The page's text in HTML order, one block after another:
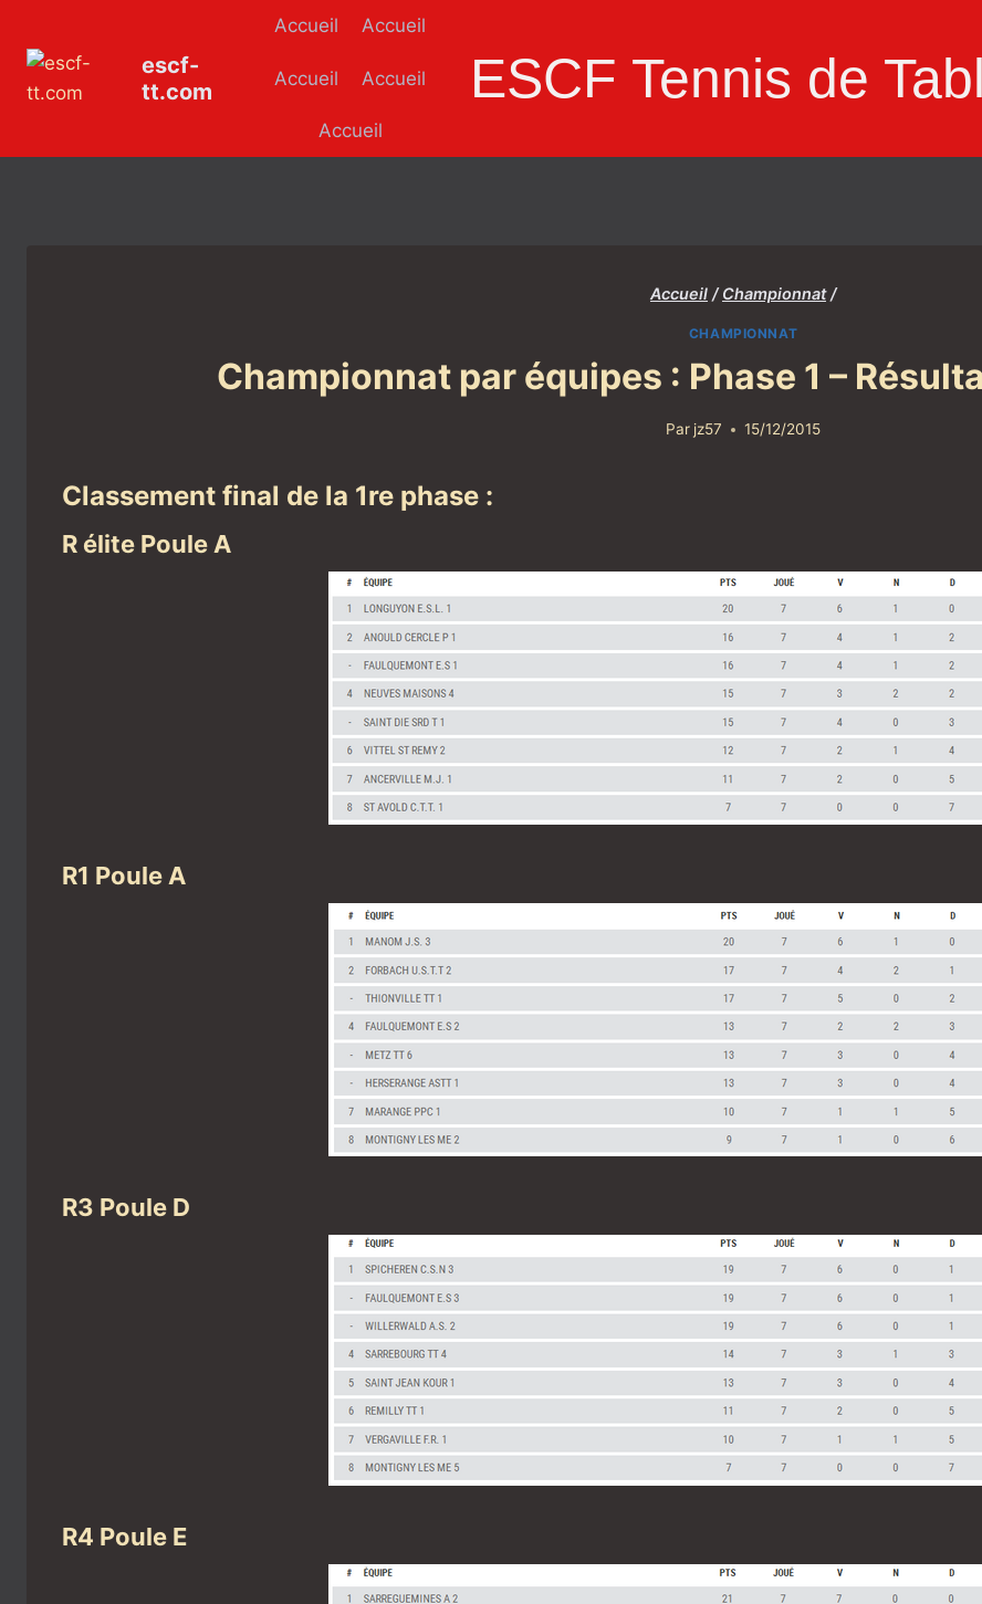
contenu
escf-
tt.com
Accueil Accueil
Accueil Accueil
Accueil
ESCF Tennis de
Accueil / Championnat /
CHAMPIONNAT
Championnat par équipes : Phase 1 –
Par jz57 15/12/2015
Classement final de la 1re phase :
R élite Poule A
R1 Poule A
R3 Poule D
R4 Poule E